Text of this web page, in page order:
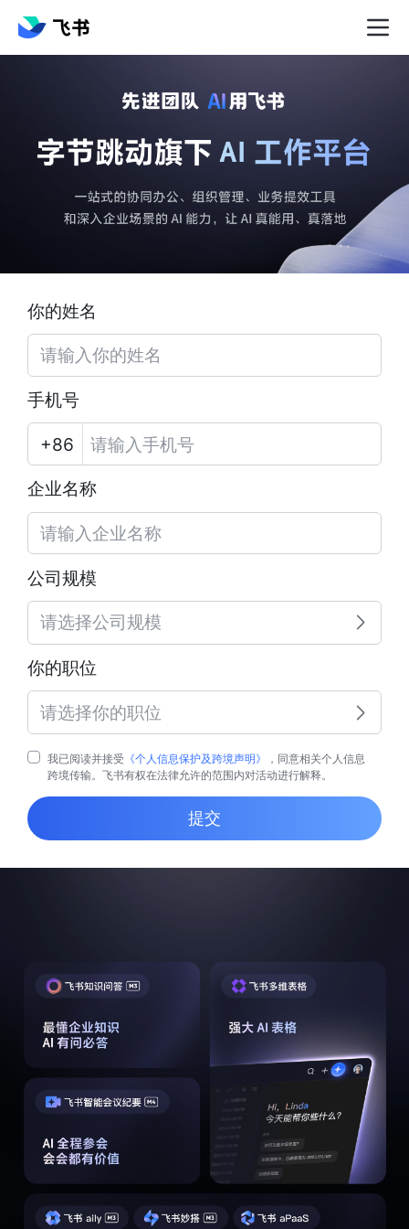
你的姓名
手机号
企业名称
公司规模
请选择公司规模
你的职位
请选择你的职位
我已阅读并接受 《个人信息保护及跨境声明》
，同意相关个人信息
跨境传输。飞书有权在法律允许的范围内对活动进行解释。
提交